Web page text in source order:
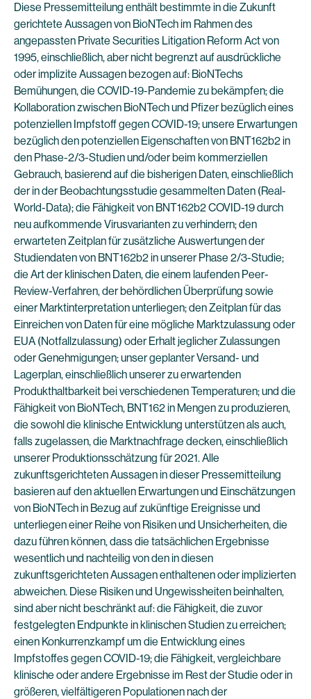
Diese Pressemitteilung enthält bestimmte in die Zukunft
gerichtete Aussagen von BioNTech im Rahmen des
angepassten Private Securities Litigation Reform Act von
1995, einschließlich, aber nicht begrenzt auf ausdrückliche
oder implizite Aussagen bezogen auf: BioNTechs
Bemühungen, die COVID-19-Pandemie zu bekämpfen; die
Kollaboration zwischen BioNTech und Pfizer bezüglich eines
potenziellen Impfstoff gegen COVID-19; unsere Erwartungen
bezüglich den potenziellen Eigenschaften von BNT162b2 in
den Phase-2/3-Studien und/oder beim kommerziellen
Gebrauch, basierend auf die bisherigen Daten, einschließlich
der in der Beobachtungsstudie gesammelten Daten (Real-
World-Data); die Fähigkeit von BNT162b2 COVID-19 durch
neu aufkommende Virusvarianten zu verhindern; den
erwarteten Zeitplan für zusätzliche Auswertungen der
Studiendaten von BNT162b2 in unserer Phase 2/3-Studie;
die Art der klinischen Daten, die einem laufenden Peer-
Review-Verfahren, der behördlichen Überprüfung sowie
einer Marktinterpretation unterliegen; den Zeitplan für das
Einreichen von Daten für eine mögliche Marktzulassung oder
EUA (Notfallzulassung) oder Erhalt jeglicher Zulassungen
oder Genehmigungen; unser geplanter Versand- und
Lagerplan, einschließlich unserer zu erwartenden
Produkthaltbarkeit bei verschiedenen Temperaturen; und die
Fähigkeit von BioNTech, BNT162 in Mengen zu produzieren,
die sowohl die klinische Entwicklung unterstützen als auch,
falls zugelassen, die Marktnachfrage decken, einschließlich
unserer Produktionsschätzung für 2021. Alle
zukunftsgerichteten Aussagen in dieser Pressemitteilung
basieren auf den aktuellen Erwartungen und Einschätzungen
von BioNTech in Bezug auf zukünftige Ereignisse und
unterliegen einer Reihe von Risiken und Unsicherheiten, die
dazu führen können, dass die tatsächlichen Ergebnisse
wesentlich und nachteilig von den in diesen
zukunftsgerichteten Aussagen enthaltenen oder implizierten
abweichen. Diese Risiken und Ungewissheiten beinhalten,
sind aber nicht beschränkt auf: die Fähigkeit, die zuvor
festgelegten Endpunkte in klinischen Studien zu erreichen;
einen Konkurrenzkampf um die Entwicklung eines
Impfstoffes gegen COVID-19; die Fähigkeit, vergleichbare
klinische oder andere Ergebnisse im Rest der Studie oder in
größeren, vielfältigeren Populationen nach der